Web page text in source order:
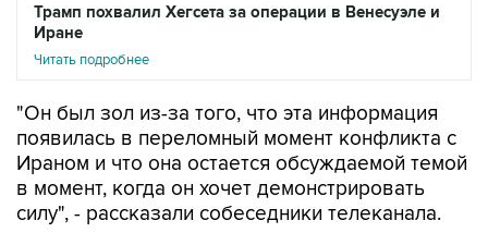
Трамп похвалил Хегсета за операции в Венесуэле и
Иране
Читать подробнее
"Он был зол из-за того, что эта информация
появилась в переломный момент конфликта с
Ираном и что она остается обсуждаемой темой
в момент, когда он хочет демонстрировать
силу", - рассказали собеседники телеканала.